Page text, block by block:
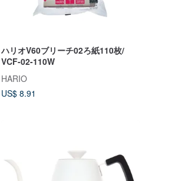
ハリオV60ブリーチ02ろ紙110枚/
VCF-02-110W
HARIO
US$ 8.91